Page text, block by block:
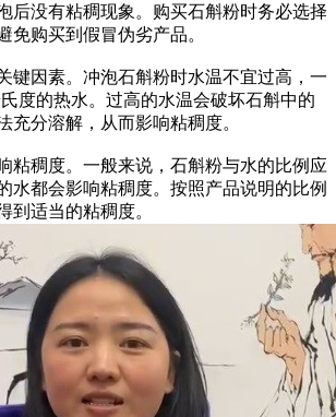
后没有粘稠现象。购买石斛粉时务必选择
免购买到假冒伪劣产品。
键因素。冲泡石斛粉时水温不宜过高，一
度的热水。过高的水温会破坏石斛中的
充分溶解，从而影响粘稠度。
粘稠度。一般来说，石斛粉与水的比例应
水都会影响粘稠度。按照产品说明的比例
到适当的粘稠度。